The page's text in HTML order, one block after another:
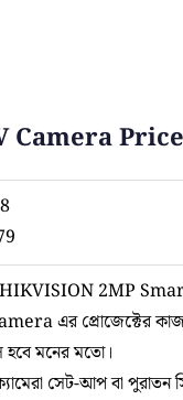
Camera
HIKVISION 2MP
এর প্রোজেক্টের কাজ
হবে মনের মতো।
সেট-আপ বা পুরাতন